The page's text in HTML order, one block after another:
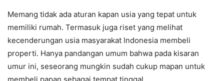
Memang tidak ada aturan kapan usia yang tepat untuk
memiliki rumah. Termasuk juga riset yang melihat
kecenderungan usia masyarakat Indonesia membeli
properti. Hanya pandangan umum bahwa pada kisaran
umur ini, seseorang mungkin sudah cukup mapan untuk